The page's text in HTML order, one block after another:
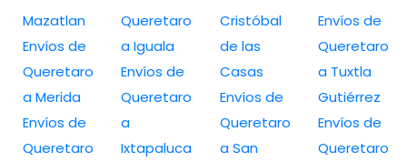
Mazatlan
Envíos de
Queretaro
a Merida
Envíos de
Queretaro
Queretaro
a Iguala
Envíos de
Queretaro
a
Ixtapaluca
Cristóbal
de las
Casas
Envíos de
Queretaro
a San
Envíos de
Queretaro
a Tuxtla
Gutiérrez
Envíos de
Queretaro